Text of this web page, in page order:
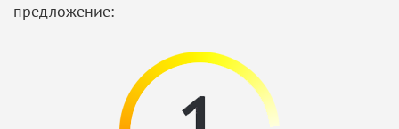
предложение: